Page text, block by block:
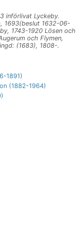
införlivat Lyckeby.
1693(beslut 1632-06-
1743-1920 Lösen och
och Flymen,
(1683), 1808-.
1891)
(1882-1964)